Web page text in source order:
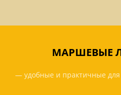
МАРШЕВЫЕ
— удобные и практичные для